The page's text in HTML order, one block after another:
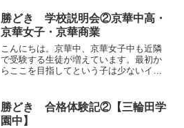
勝どき 学校説明会②京華中高・
京華女子・京華商業
こんにちは。京華中、京華女子中も近隣
で受験する生徒が増えています。最初か
らここを目指してという子は少ないイメ
子中高はそれぞれ男子校、女子校です
が、共学校の京華商業高校を...
勝どき 合格体験記②【三輪田学
園中】